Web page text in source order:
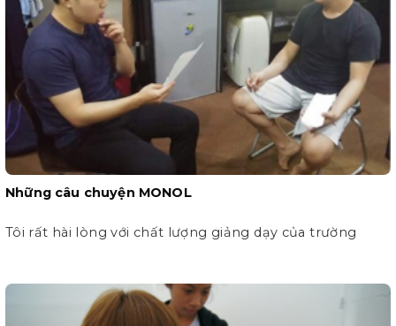
Những câu chuyện MONOL
Tôi rất hài lòng với chất lượng giảng dạy của trường